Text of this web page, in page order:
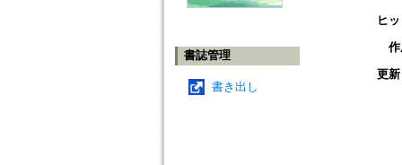
書誌管理
書き出し
ヒ
更